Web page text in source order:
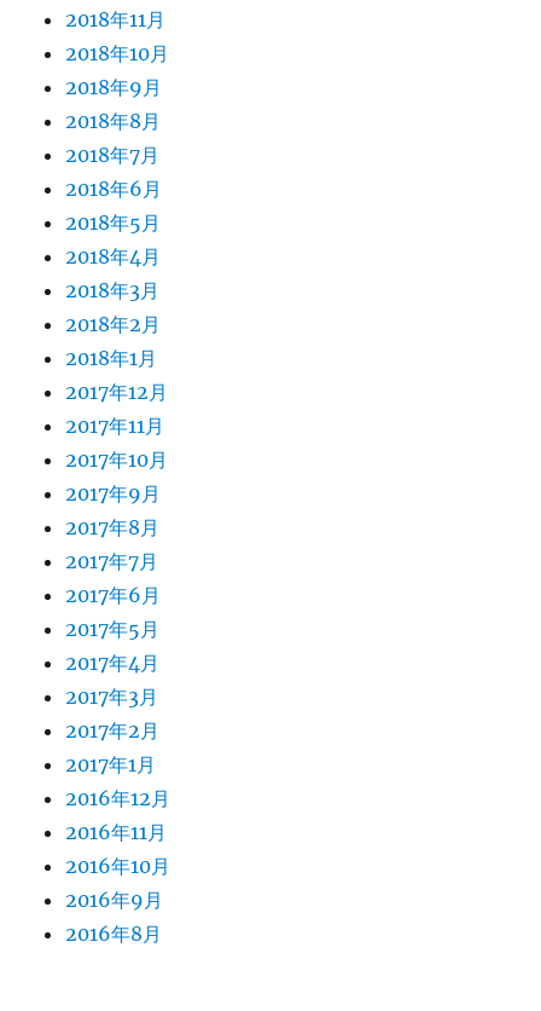
2018年11月
2018年10月
2018年9月
2018年8月
2018年7月
2018年6月
2018年5月
2018年4月
2018年3月
2018年2月
2018年1月
2017年12月
2017年11月
2017年10月
2017年9月
2017年8月
2017年7月
2017年6月
2017年5月
2017年4月
2017年3月
2017年2月
2017年1月
2016年12月
2016年11月
2016年10月
2016年9月
2016年8月